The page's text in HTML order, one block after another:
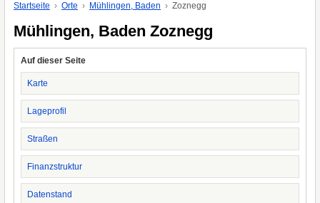
Startseite Orte Mühlingen, Baden Zoznegg
Mühlingen, Baden Zoznegg
Auf dieser Seite
Karte
Lageprofil
Straßen
Finanzstruktur
Datenstand